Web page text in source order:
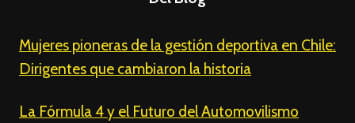
Mujeres pioneras de la gestión deportiva en Chile:
Dirigentes que cambiaron la historia
La Fórmula 4 y el Futuro del Automovilismo